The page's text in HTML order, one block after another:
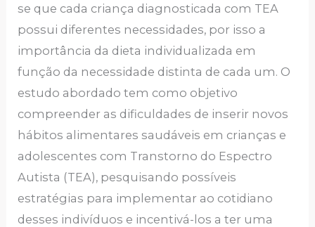
se que cada criança diagnosticada com TEA
possui diferentes necessidades, por isso a
importância da dieta individualizada em
função da necessidade distinta de cada um. O
estudo abordado tem como objetivo
compreender as dificuldades de inserir novos
hábitos alimentares saudáveis em crianças e
adolescentes com Transtorno do Espectro
Autista (TEA), pesquisando possíveis
estratégias para implementar ao cotidiano
desses indivíduos e incentivá-los a ter uma